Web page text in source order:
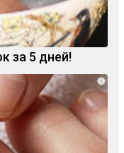
за 5 дней!
i